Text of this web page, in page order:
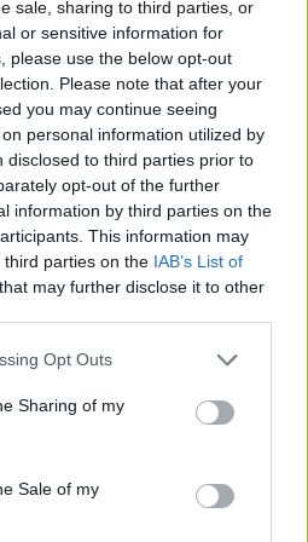
sale, sharing to third parties, or
or sensitive information for
please use the below opt-out
Please note that after your
you may continue seeing
personal information utilized by
disclosed to third parties prior to
opt-out of the further
information by third parties on the
This information may
parties on the IAB’s List of
that may further disclose it to other
app uses one or more Google
behaviour. You may click to
and its third-party tags to
purposes in below Google
Opt Outs
Sharing of my
Sale of my
#heroes vi #ubisoft
launch party: a
az An-Tec-kel!